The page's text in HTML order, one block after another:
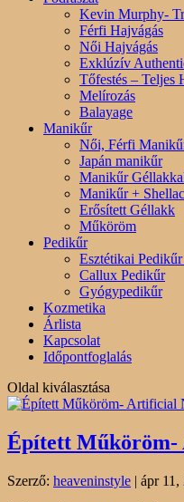
Kevin Murphy-
Férfi Hajvágás
Női Hajvágás
Exklúzív
Tőfestés – Teljes
Melírozás
Balayage
Manikűr
Női, Férfi
Japán manikűr
Manikűr
Manikűr + Shellac
Erősített Géllakk
Műköröm
Pedikűr
Esztétikai
Callux Pedikűr
Gyógypedikűr
Kozmetika
Árlista
Kapcsolat
Időpontfoglalás
Oldal kiválasztása
Épített
Szerző: heaveninstyle | ápr 11,